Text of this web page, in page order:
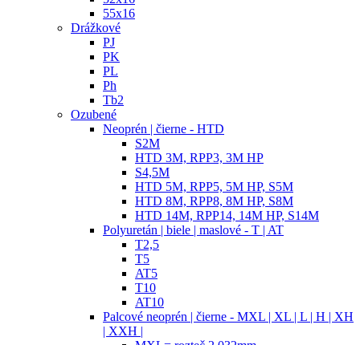
55x16
Drážkové
PJ
PK
PL
Ph
Tb2
Ozubené
Neoprén | čierne - HTD
S2M
HTD 3M, RPP3, 3M HP
S4,5M
HTD 5M, RPP5, 5M HP, S5M
HTD 8M, RPP8, 8M HP, S8M
HTD 14M, RPP14, 14M HP, S14M
Polyuretán | biele | maslové - T | AT
T2,5
T5
AT5
T10
AT10
Palcové neoprén | čierne - MXL | XL | L | H | XH
| XXH |